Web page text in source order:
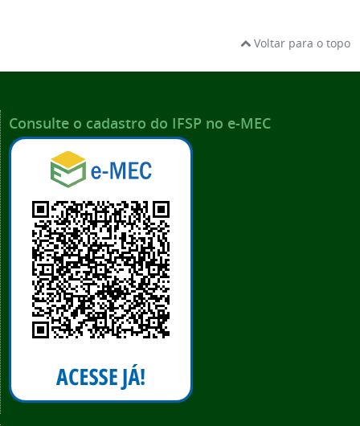
Voltar para o topo
Consulte o cadastro do IFSP no e-MEC